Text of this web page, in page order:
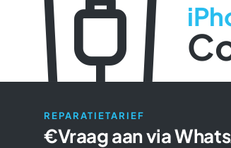
REPARATIETARIEF
€Vraag aan via